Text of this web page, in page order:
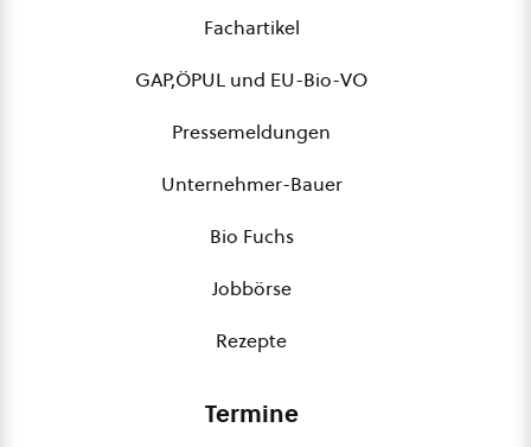
Fachartikel
GAP,ÖPUL und EU-Bio-VO
Pressemeldungen
Unternehmer-Bauer
Bio Fuchs
Jobbörse
Rezepte
Termine